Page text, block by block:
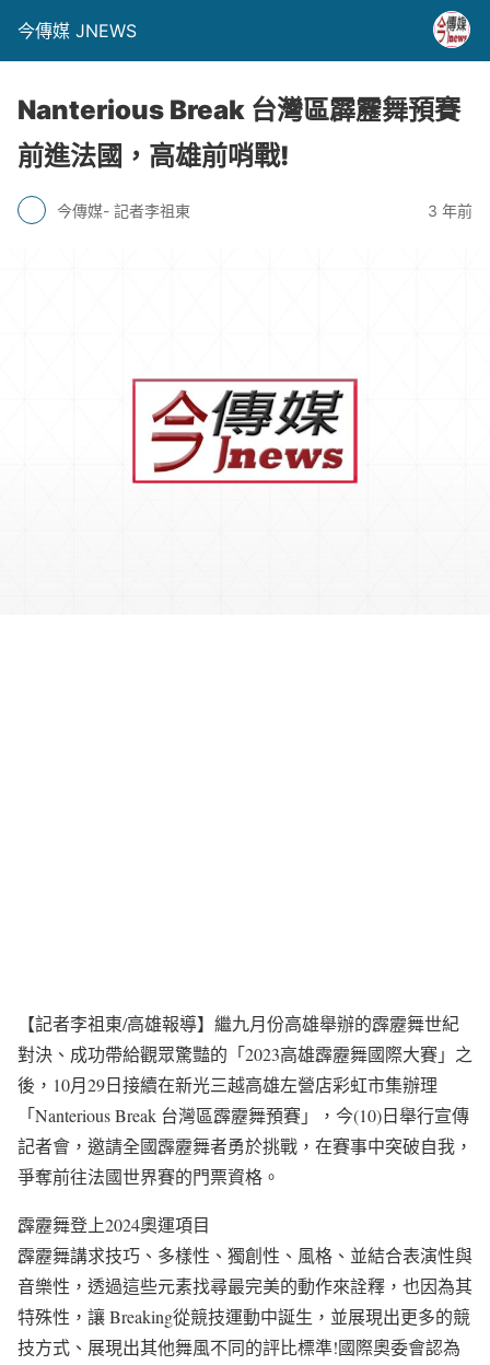
今傳媒 JNEWS
Nanterious Break 台灣區霹靂舞預賽
前進法國，高雄前哨戰!
今傳媒- 記者李祖東 3 年前
【記者李祖東/高雄報導】繼九月份高雄舉辦的霹靂舞世紀
對決、成功帶給觀眾驚豔的「2023高雄霹靂舞國際大賽」之
後，10月29日接續在新光三越高雄左營店彩虹市集辦理
「Nanterious Break 台灣區霹靂舞預賽」，今(10)日舉行宣傳
記者會，邀請全國霹靂舞者勇於挑戰，在賽事中突破自我，
爭奪前往法國世界賽的門票資格。
霹靂舞登上2024奧運項目
霹靂舞講求技巧、多樣性、獨創性、風格、並結合表演性與
音樂性，透過這些元素找尋最完美的動作來詮釋，也因為其
特殊性，讓 Breaking從競技運動中誕生，並展現出更多的競
技方式、展現出其他舞風不同的評比標準!國際奧委會認為